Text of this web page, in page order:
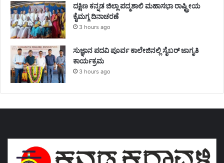
ದಕ್ಷಿಣ ಕನ್ನಡ ಜಿಲ್ಲಾ ಪದ್ಮಶಾಲಿ ಮಹಾಸಭಾ ರಾಷ್ಟ್ರೀಯ
ಕೈಮಗ್ಗ ದಿನಾಚರಣೆ
3 hours ago
ಸುಜ್ಞಾನ ಪದವಿ ಪೂರ್ವ ಕಾಲೇಜಿನಲ್ಲಿ ಸೈಬರ್ ಜಾಗೃತಿ
ಕಾರ್ಯಕ್ರಮ
3 hours ago